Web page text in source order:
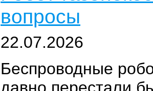
вопросы
22.07.2026
Беспроводные